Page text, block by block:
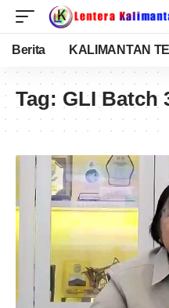
Berita KALIMANTAN
Tag: GLI Batch